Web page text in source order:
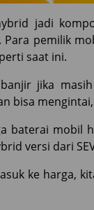
jadi
Para pemilik
saat ini.
jika
bisa
baterai mobil
versi dari
ke harga,